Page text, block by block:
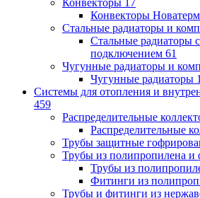
Конвекторы Новатерм
Стальные радиаторы и
Стальные радиаторы
подключением 61
Чугунные радиаторы и
Чугунные радиаторы 1
Системы для отопления и
459
Распределительные
Распределительные
Трубы защитные
Трубы из полипропилена и
Трубы из
Фитинги из
Трубы и фитинги из